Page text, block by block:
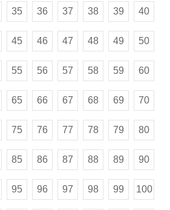
35 36 37 38 39 40
45 46 47 48 49 50
55 56 57 58 59 60
65 66 67 68 69 70
75 76 77 78 79 80
85 86 87 88 89 90
95 96 97 98 99 100